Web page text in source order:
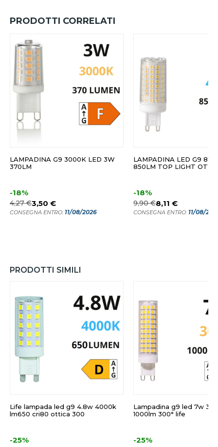
PRODOTTI CORRELATI
LAMPADINA G9 3000K LED 3W
370LM
-18%
4,27 €3,50 €
CONSEGNA ENTRO: 11/08/2026
LAMPADINA LED G9
850LM TOP LIGHT
-18%
9,90 €8,11 €
CONSEGNA ENTRO: 11/08/
PRODOTTI SIMILI
Life lampada led g9 4.8w 4000k
lm650 cri80 ottica 300
-25%
Lampadina g9 led 7w
1000lm 300° life
-25%